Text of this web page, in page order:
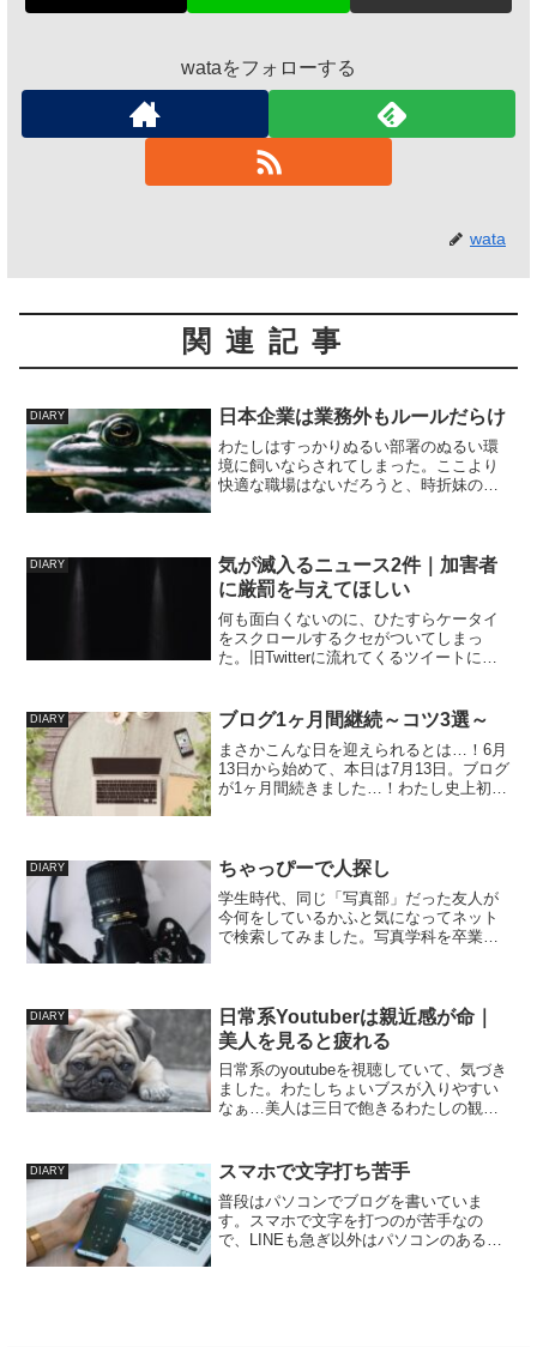
wataをフォローする
wata
関連記事
DIARY 日本企業は業務外もルールだらけ
わたしはすっかりぬるい部署のぬるい環
境に飼いならされてしまった。ここより
快適な職場はないだろうと、時折妹の職
とったあとの第一声は「お...
DIARY
気が滅入るニュース2件｜加害者
に厳罰を与えてほしい
何も面白くないのに、ひたすらケータイ
をスクロールするクセがついてしまっ
た。旧Twitterに流れてくるツイートにも
て、LINEのニュース欄を見て、飽きて。
これを往復するな...
DIARY ブログ1ヶ月間継続～コツ3選～
まさかこんな日を迎えられるとは…！6月
13日から始めて、本日は7月13日。ブログ
が1ヶ月間続きました…！わたし史上初め
月続けられ...
DIARY ちゃっぴーで人探し
学生時代、同じ「写真部」だった友人が
今何をしているかふと気になってネット
で検索してみました。写真学科を卒業し
ないかもしれない。もう2...
DIARY
日常系Youtuberは親近感が命｜
美人を見ると疲れる
日常系のyoutubeを視聴していて、気づき
ました。わたしちょいブスが入りやすい
なぁ…美人は三日で飽きるわたしの観た
れるような女性たちでした。ちなみに見
た目が大事なのは...
DIARY スマホで文字打ち苦手
普段はパソコンでブログを書いていま
す。スマホで文字を打つのが苦手なの
で、LINEも急ぎ以外はパソコンのある環